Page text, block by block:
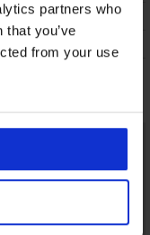
partners who
you’ve
from your use